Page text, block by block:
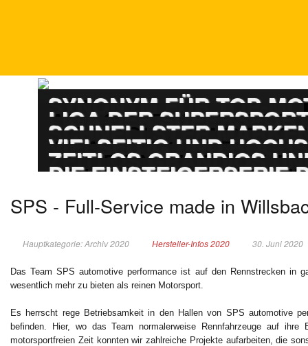
DTM
SYNONYM FÜR TOP-
ADAC GT MASTERS
LIGA DER
PORSCHE
SCHNELLSTER
ADAC GT4
VIELSEITIG UND
TOURENWAGEN
ZEITLOS GRANDIOS
TOURENWAGEN
DIE EINSTEIGERSERIE
SPS - Full-Service made in
Hauptkategorie: Archiv 2020 Hersteller-Infos 2020 30. Juni 2020
Das Team SPS automotive performance ist auf den Rennstrecken in
wesentlich mehr zu bieten als reinen Motorsport.
Es herrscht rege Betriebsamkeit in den Hallen von SPS automotive
befinden. Hier, wo das Team normalerweise Rennfahrzeuge auf
motorsportfreien Zeit konnten wir zahlreiche Projekte aufarbeiten, die